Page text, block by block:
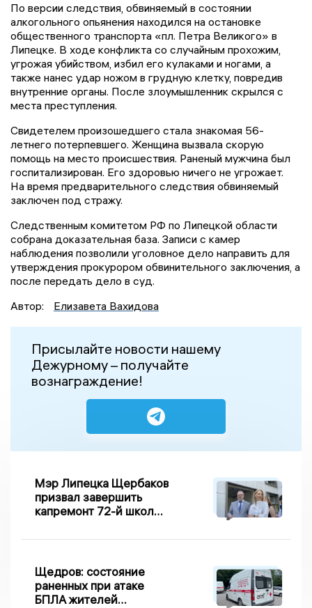
По версии следствия, обвиняемый в состоянии
алкогольного опьянения находился на остановке
общественного транспорта «пл. Петра Великого» в
Липецке. В ходе конфликта со случайным прохожим,
угрожая убийством, избил его кулаками и ногами, а
также нанес удар ножом в грудную клетку, повредив
внутренние органы. После злоумышленник скрылся с
места преступления.
Свидетелем произошедшего стала знакомая 56-
летнего потерпевшего. Женщина вызвала скорую
помощь на место происшествия. Раненый мужчина был
госпитализирован. Его здоровью ничего не угрожает.
На время предварительного следствия обвиняемый
заключен под стражу.
Следственным комитетом РФ по Липецкой области
собрана доказательная база. Записи с камер
наблюдения позволили уголовное дело направить для
утверждения прокурором обвинительного заключения, а
после передать дело в суд.
Автор:
Елизавета Вахидова
Присылайте новости нашему
Дежурному – получайте
вознаграждение!
Мэр Липецка Щербаков
призвал завершить
капремонт 72-й школы
Щедров: состояние
раненных при атаке
БПЛА жителей